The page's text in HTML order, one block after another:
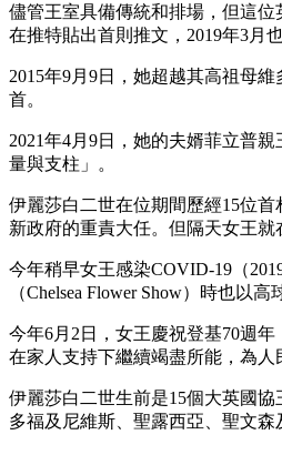
儘管王室具備傳統和排場，但這
在推特貼出首則推文，2019年3月
2015年9月9日，她超越其高祖母
首。
2021年4月9日，她的夫婿菲立普
量與支柱」。
伊麗莎白二世在位期間歷經15位首
新政府的重責大任。但隔天女王
今年稍早女王感染COVID-19（
（Chelsea Flower Show）時也以高
今年6月2日，女王慶祝登基70週
在家人支持下繼續竭盡所能，為人
伊麗莎白二世生前是15個大英國
多福及尼維斯、聖露西亞、聖文森